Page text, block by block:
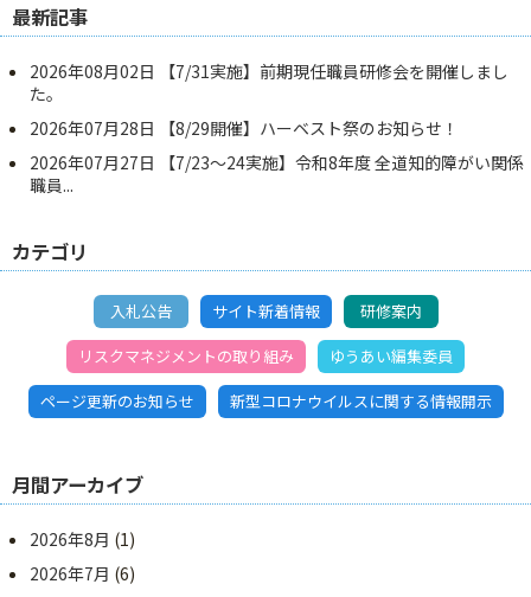
最新記事
2026年08月02日
【7/31実施】前期現任職員研修会を開催しまし
た。
2026年07月28日
【8/29開催】ハーベスト祭のお知らせ！
2026年07月27日
【7/23～24実施】令和8年度 全道知的障がい関係
職員...
カテゴリ
入札公告 サイト新着情報
研修案内
リスクマネジメントの取り組み
ゆうあい編集委員
ページ更新のお知らせ
新型コロナウイルスに関する情報開示
月間アーカイブ
2026年8月 (1)
2026年7月 (6)